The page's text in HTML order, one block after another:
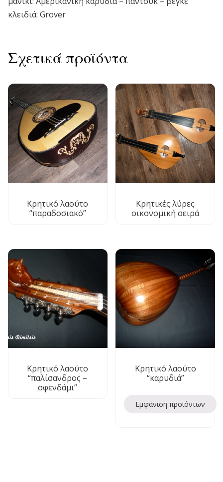
κλειδιά: Grover
Σχετικά προϊόντα
Κρητικό λαούτο
“παραδοσιακό”
Κρητικές λύρες
οικονομική σειρά
Κρητικό λαούτο
“παλίσανδρος –
σφενδάμι”
Κρητικό λαούτο
“καρυδιά”
Εμφάνιση προϊόντων